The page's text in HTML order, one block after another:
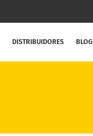
DISTRIBUIDORES BLOG